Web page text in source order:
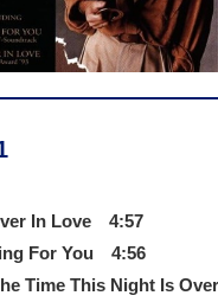
In Love 4:57
For You 4:56
Time This Night Is